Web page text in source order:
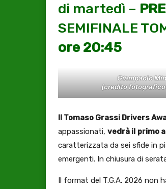
di martedì –
SEMIFINALE
ore 20:45
Giampaolo
(credito
Il Tomaso Grassi Drivers
appassionati, vedrà il primo
caratterizzata da sei sfide in
emergenti. In chiusura di
Il format del T.G.A. 2026 non